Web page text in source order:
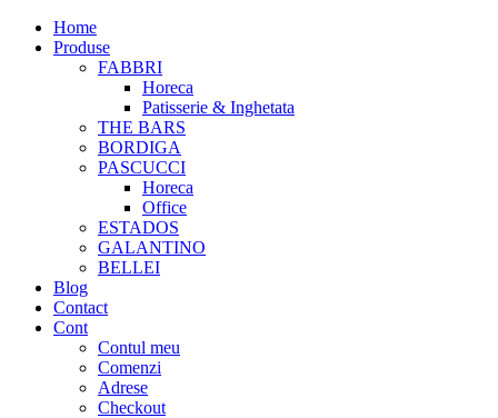
Home
Produse
FABBRI
Horeca
Patisserie & Inghetata
THE BARS
BORDIGA
PASCUCCI
Horeca
Office
ESTADOS
GALANTINO
BELLEI
Blog
Contact
Cont
Contul meu
Comenzi
Adrese
Checkout